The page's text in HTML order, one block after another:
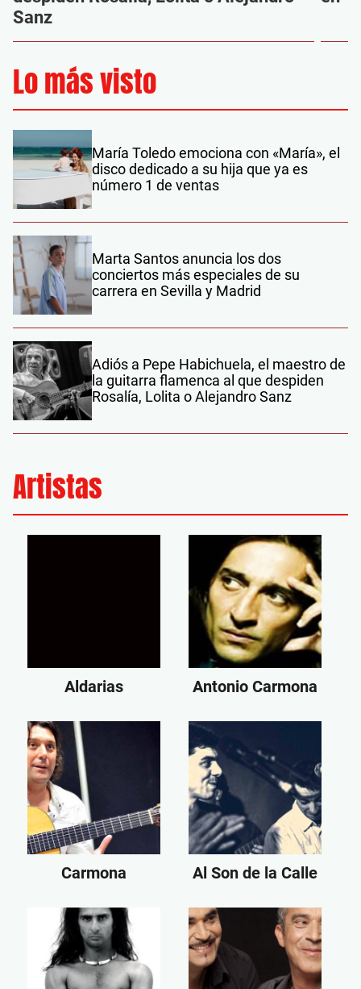
Sanz
Lo más visto
María Toledo emociona con «María», el
disco dedicado a su hija que ya es
número 1 de ventas
Marta Santos anuncia los dos
conciertos más especiales de su
carrera en Sevilla y Madrid
Adiós a Pepe Habichuela, el maestro de
la guitarra flamenca al que despiden
Rosalía, Lolita o Alejandro Sanz
Artistas
Aldarias Antonio Carmona
Carmona Al Son de la Calle